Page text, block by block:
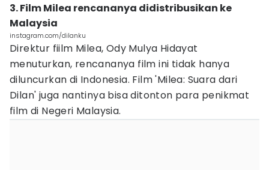
3. Film Milea rencananya didistribusikan ke
Malaysia
instagram.com/dilanku
Direktur fiilm Milea, Ody Mulya Hidayat
menuturkan, rencananya film ini tidak hanya
diluncurkan di Indonesia. Film 'Milea: Suara dari
Dilan' juga nantinya bisa ditonton para penikmat
film di Negeri Malaysia.